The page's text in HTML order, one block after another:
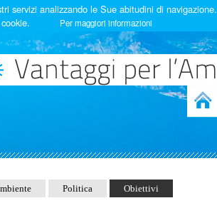
servizi analizzando le Sue abitudini di navigazione.
Per maggiori informazioni
Politica Obiettivi